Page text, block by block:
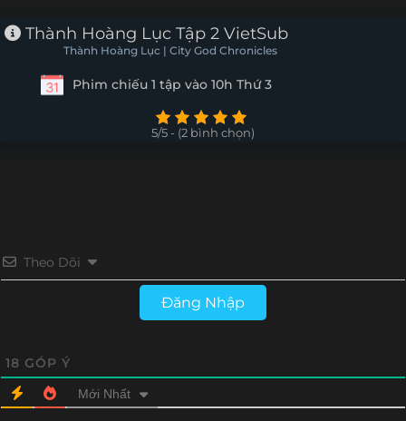
Thành Hoàng Lục Tập 2 VietSub
Thành Hoàng Lục | City God Chronicles
Phim chiếu 1 tập vào 10h Thứ 3
5/5 - (2 bình chọn)
Theo Dõi
Đăng Nhập
18 GÓP Ý
Mới Nhất